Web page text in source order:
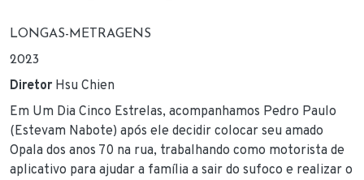
LONGAS-METRAGENS
2023
Diretor Hsu Chien
Em Um Dia Cinco Estrelas, acompanhamos Pedro Paulo
(Estevam Nabote) após ele decidir colocar seu amado
Opala dos anos 70 na rua, trabalhando como motorista de
aplicativo para ajudar a família a sair do sufoco e realizar o